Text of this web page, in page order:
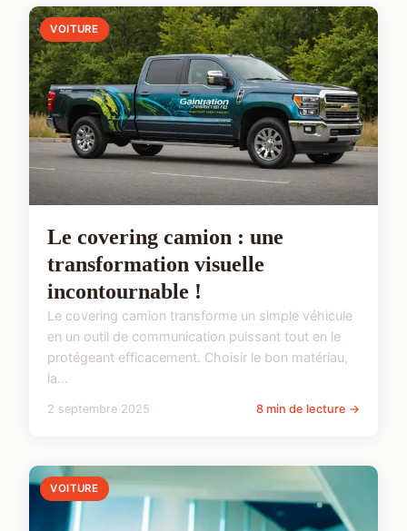
VOITURE
Le covering camion : une
transformation visuelle
incontournable !
Le covering camion transforme un simple véhicule
en un outil de communication puissant tout en le
protégeant efficacement. Choisir le bon matériau,
la...
2 septembre 2025 8 min de lecture →
VOITURE